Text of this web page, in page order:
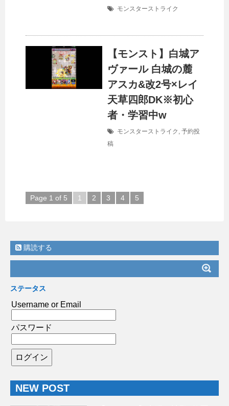
モンスターストライク
【モンスト】白城ア
ヴァール 白城の麓
アスカ&改2号×レイ
天草四郎DK※初心
者・学習中w
モンスターストライク , 予約投
稿
Page 1 of 5 1 2 3 4 5
購読する
ステータス
Username or Email
パスワード
NEW POST